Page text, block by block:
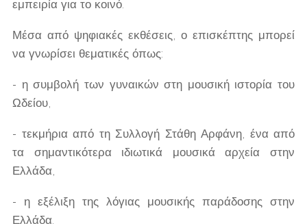
εμπειρία για το κοινό.
Μέσα από ψηφιακές εκθέσεις, ο επισκέπτης μπορεί
να γνωρίσει θεματικές όπως:
- η συμβολή των γυναικών στη μουσική ιστορία του
Ωδείου,
- τεκμήρια από τη Συλλογή Στάθη Αρφάνη, ένα από
τα σημαντικότερα ιδιωτικά μουσικά αρχεία στην
Ελλάδα,
- η εξέλιξη της λόγιας μουσικής παράδοσης στην
Ελλάδα.